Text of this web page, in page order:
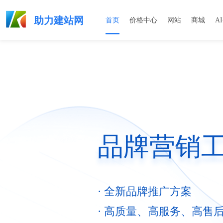
助力建站网 首页 价格中心 网站 商城
品牌营销
· 全新品牌推广方案
· 高质量、高服务、高售